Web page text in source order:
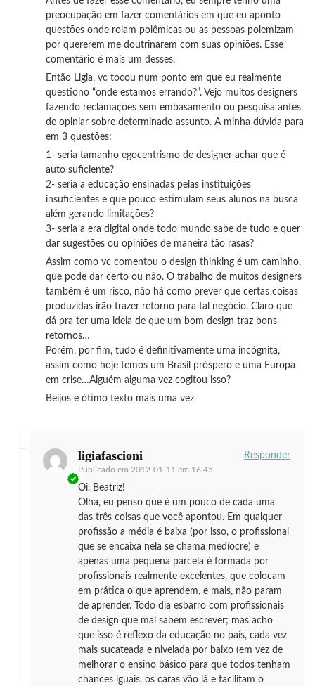
preocupação em fazer comentários em que eu aponto
questões onde rolam polêmicas ou as pessoas polemizam
por quererem me doutrinarem com suas opiniões. Esse
comentário é mais um desses.
Então Ligia, vc tocou num ponto em que eu realmente
questiono “onde estamos errando?”. Vejo muitos designers
fazendo reclamações sem embasamento ou pesquisa antes
de opiniar sobre determinado assunto. A minha dúvida para
em 3 questões:
1- seria tamanho egocentrismo de designer achar que é
auto suficiente?
2- seria a educação ensinadas pelas instituições
insuficientes e que pouco estimulam seus alunos na busca
além gerando limitações?
3- seria a era digital onde todo mundo sabe de tudo e quer
dar sugestões ou opiniões de maneira tão rasas?
Assim como vc comentou o design thinking é um caminho,
que pode dar certo ou não. O trabalho de muitos designers
também é um risco, não há como prever que certas coisas
produzidas irão trazer retorno para tal negócio. Claro que
dá pra ter uma ideia de que um bom design traz bons
retornos…
Porém, por fim, tudo é definitivamente uma incógnita,
assim como hoje temos um Brasil próspero e uma Europa
em crise…Alguém alguma vez cogitou isso?
Beijos e ótimo texto mais uma vez
ligiafascioni
Publicado em 2012-01-11 em 16:45
Responder
Oi, Beatriz!
Olha, eu penso que é um pouco de cada uma
das três coisas que você apontou. Em qualquer
profissão a média é baixa (por isso, o profissional
que se encaixa nela se chama medíocre) e
apenas uma pequena parcela é formada por
profissionais realmente excelentes, que colocam
em prática o que aprendem, e mais, não param
de aprender. Todo dia esbarro com profissionais
de design que mal sabem escrever; mas acho
que isso é reflexo da educação no país, cada vez
mais sucateada e nivelada por baixo (em vez de
melhorar o ensino básico para que todos tenham
chances iguais, os caras vão lá e facilitam o